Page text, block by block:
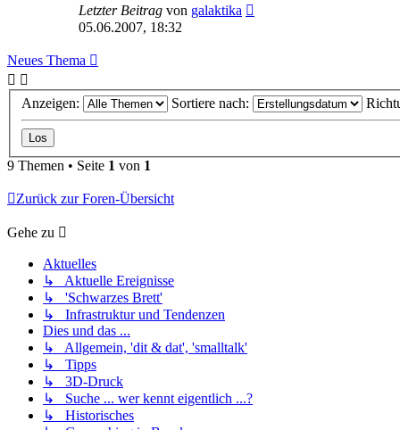
Letzter Beitrag von galaktika
05.06.2007, 18:32
Neues Thema
Anzeigen: Sortiere nach:
9 Themen • Seite 1 von 1
Zurück zur Foren-Übersicht
Gehe zu
Aktuelles
↳ Aktuelle Ereignisse
↳ 'Schwarzes Brett'
↳ Infrastruktur und Tendenzen
Dies und das ...
↳ Allgemein, 'dit & dat', 'smalltalk'
↳ Tipps
↳ 3D-Druck
↳ Suche ... wer kennt eigentlich ...?
↳ Historisches